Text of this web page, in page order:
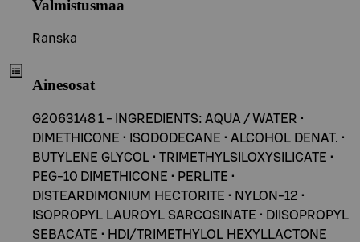
Valmistusmaa
Ranska
Ainesosat
G2063148 1 - INGREDIENTS: AQUA / WATER •
DIMETHICONE • ISODODECANE • ALCOHOL DENAT. •
BUTYLENE GLYCOL • TRIMETHYLSILOXYSILICATE •
PEG-10 DIMETHICONE • PERLITE •
DISTEARDIMONIUM HECTORITE • NYLON-12 •
ISOPROPYL LAUROYL SARCOSINATE • DIISOPROPYL
SEBACATE • HDI/TRIMETHYLOL HEXYLLACTONE